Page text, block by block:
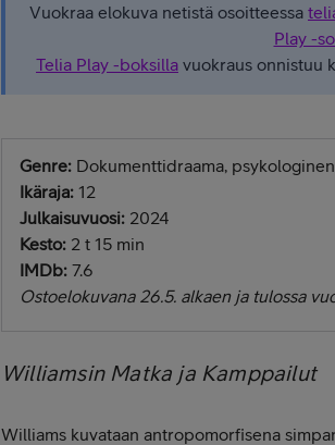
Vuokraa elokuva netistä osoitteessa
Play -
Telia Play -boksilla vuokraus onnistuu
Genre: Dokumenttidraama,
Ikäraja: 12
Julkaisuvuosi: 2024
Kesto: 2 t 15 min
IMDb: 7.6
Ostoelokuvana 26.5. alkaen ja tulossa
Williamsin Matka ja Kamppailut
Williams kuvataan antropomorfisena